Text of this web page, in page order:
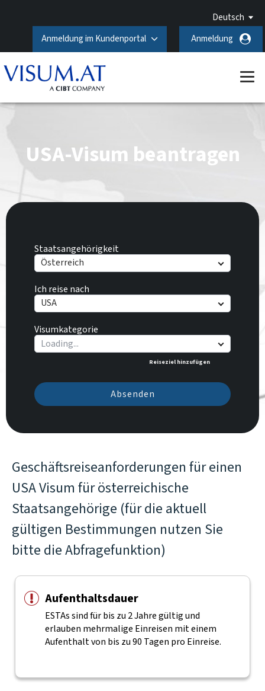
Deutsch
Anmeldung im Kundenportal
Anmeldung
Staatsangehörigkeit
Österreich
Ich reise nach
USA
Visumkategorie
Reiseziel hinzufügen
Absenden
USA-Visum beantragen
Geschäftsreiseanforderungen für einen
USA Visum für österreichische
Staatsangehörige (für die aktuell
gültigen Bestimmungen nutzen Sie
bitte die Abfragefunktion)
Aufenthaltsdauer
ESTAs sind für bis zu 2 Jahre gültig und
erlauben mehrmalige Einreisen mit einem
Aufenthalt von bis zu 90 Tagen pro Einreise.